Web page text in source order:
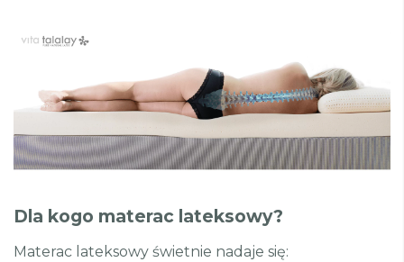
Dla kogo materac lateksowy?
Materac lateksowy świetnie nadaje się: